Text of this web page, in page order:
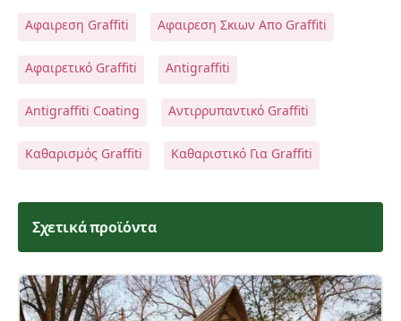
Αφαιρεση Graffiti Αφαιρεση Σκιων Απο Graffiti
Αφαιρετικό Graffiti Antigraffiti
Antigraffiti Coating Αντιρρυπαντικό Graffiti
Καθαρισμός Graffiti Καθαριστικό Για Graffiti
Σχετικά προϊόντα